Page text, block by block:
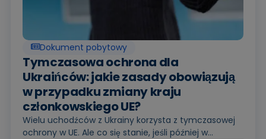
Dokument pobytowy
Tymczasowa ochrona dla
Ukraińców: jakie zasady obowiązują
w przypadku zmiany kraju
członkowskiego UE?
Wielu uchodźców z Ukrainy korzysta z tymczasowej
ochrony w UE. Ale co się stanie, jeśli później w...